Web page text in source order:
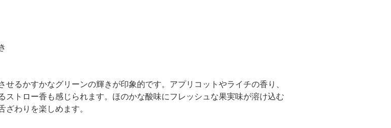
るかすかなグリーンの輝きが印象的です。アプリコットやライチの香り、
トロー香も感じられます。ほのかな酸味にフレッシュな果実味が溶け込む
ざわりを楽しめます。